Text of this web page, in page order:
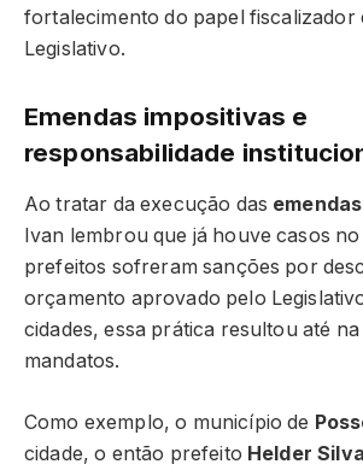
fortalecimento do papel fiscalizador
Legislativo.
Emendas impositivas e
responsabilidade
Ao tratar da execução das
Ivan lembrou que já houve casos
prefeitos sofreram sanções por
orçamento aprovado pelo
cidades, essa prática resultou até
mandatos.
Como exemplo, o município de
cidade, o então prefeito Helder